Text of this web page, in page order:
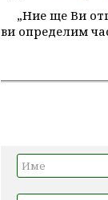
„Ние ще Ви
ви определим